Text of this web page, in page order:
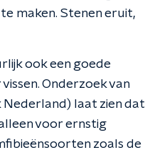
maken. Stenen eruit,
ook een goede
Onderzoek van
Nederland) laat zien dat
voor ernstig
zoals de